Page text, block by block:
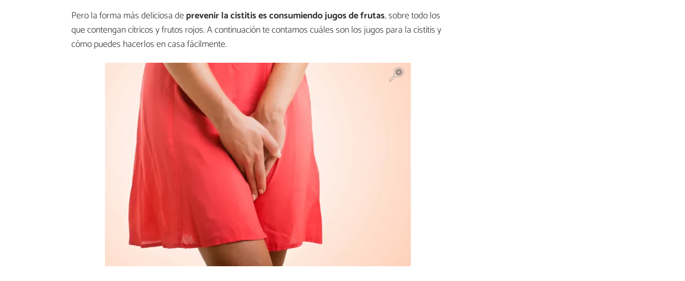
Pero la forma más deliciosa deprevenir la cistitis es consumiendo jugos de frutas, sobre todo los
que contengan cítricos y frutos rojos. A continuación te contamos cuáles son los jugos para la cistitis y
cómo puedes hacerlos en casa fácilmente.